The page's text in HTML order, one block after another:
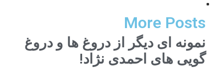
More Posts
نمونه ای دیگر از دروغ ها و دروغ
گویی های احمدی نژاد!